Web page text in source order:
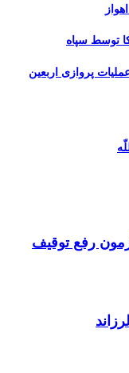
پروازی اربعین
رفع توقیف